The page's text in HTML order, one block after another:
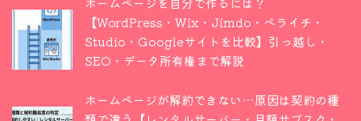
【WordPress・Wix・Jimdo・ペライチ・
Studio・Googleサイトを比較】引っ越し・
SEO・データ所有権まで解説
ホームページが解約できない…原因は契約の種